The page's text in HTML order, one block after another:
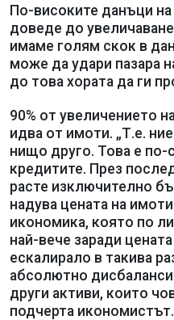
По-високите данъци
доведе до
имаме голям скок в
може да удари пазара
до това хората да ги
90% от увеличението
идва от имоти. „Т.е.
нищо друго. Това е по-
кредитите. През
расте изключително
надува цената на
икономика, която по
най-вече заради
ескалирало в такива
абсолютно
други активи, които
подчерта икономистът.